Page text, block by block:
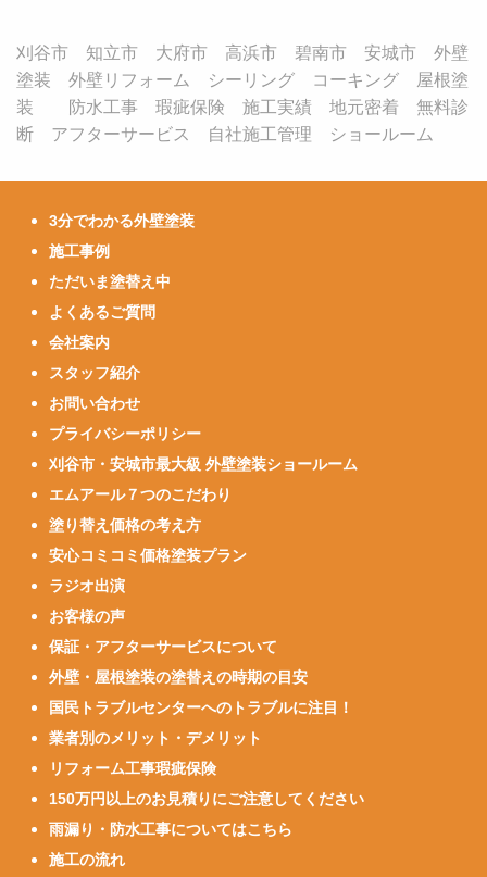
刈谷市 知立市 大府市 高浜市 碧南市 安城市 外壁
塗装 外壁リフォーム シーリング コーキング 屋根塗
装 防水工事 瑕疵保険 施工実績 地元密着 無料診
断 アフターサービス 自社施工管理 ショールーム
3分でわかる外壁塗装
施工事例
ただいま塗替え中
よくあるご質問
会社案内
スタッフ紹介
お問い合わせ
プライバシーポリシー
刈谷市・安城市最大級 外壁塗装ショールーム
エムアール７つのこだわり
塗り替え価格の考え方
安心コミコミ価格塗装プラン
ラジオ出演
お客様の声
保証・アフターサービスについて
外壁・屋根塗装の塗替えの時期の目安
国民トラブルセンターへのトラブルに注目！
業者別のメリット・デメリット
リフォーム工事瑕疵保険
150万円以上のお見積りにご注意してください
雨漏り・防水工事についてはこちら
施工の流れ